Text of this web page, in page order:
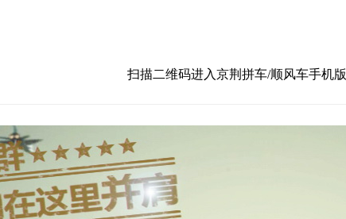
扫描二维码进入京荆拼车/顺风车手机版